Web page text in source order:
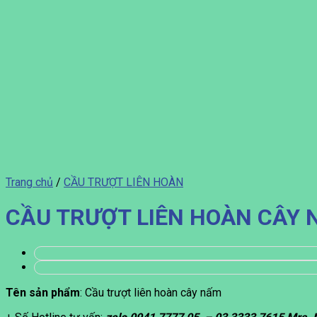
Trang chủ / CẦU TRƯỢT LIÊN HOÀN
CẦU TRƯỢT LIÊN HOÀN CÂY
Tên sản phẩm: Cầu trượt liên hoàn cây nấm